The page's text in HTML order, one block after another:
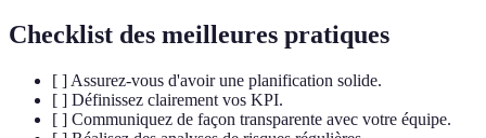
Checklist des meilleures pratiques
[ ] Assurez-vous d'avoir une planification solide.
[ ] Définissez clairement vos KPI.
[ ] Communiquez de façon transparente avec votre équipe.